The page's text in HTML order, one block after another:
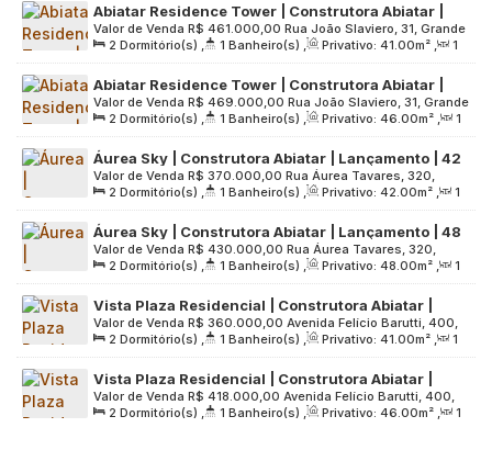
Abiatar Residence Tower | Construtora Abiatar |
Lançamento | 41 Metros | 02 Dormitórios | com
Varanda | 01 Vaga
R$ 461.000,00
Valor de Venda
Rua João Slaviero, 31, Grande
São Paulo, 06763-470, Jardim da Glória, Taboão da Serra,
São Paulo, Brasil
2 Dormitório(s) , 1 Banheiro(s) , Privativo: 41.00m² ,
1
Sala(s) , 1 Vaga(s) , Útil: 41.00m² , Terreno: 2883.00m²
Abiatar Residence Tower | Construtora Abiatar |
Lançamento | 46 Metros | 02 Dormitórios | com
Varanda | 01 Vaga
R$ 469.000,00
Valor de Venda
Rua João Slaviero, 31, Grande
São Paulo, 06763-470, Jardim da Glória, Taboão da Serra,
São Paulo, Brasil
2 Dormitório(s) , 1 Banheiro(s) , Privativo: 46.00m² ,
1
Sala(s) , 1 Vaga(s) , Útil: 46.00m² , Terreno: 2883.00m²
Áurea Sky | Construtora Abiatar | Lançamento | 42
Metros | 02 Dormitórios | com Varanda | sem Vaga
R$ 370.000,00
Valor de Venda
Rua Áurea Tavares, 320,
Grande São Paulo, 06765-440, Parque Industrial das
Oliveiras, Taboão da Serra, São Paulo, Brasil
2 Dormitório(s) , 1 Banheiro(s) , Privativo: 42.00m² ,
1
Sala(s) , Útil: 42.00m² , Terreno: 3550.00m²
Áurea Sky | Construtora Abiatar | Lançamento | 48
Metros | 02 Dormitórios | Varanda Grill | 01 Vaga
R$ 430.000,00
Valor de Venda
Rua Áurea Tavares, 320,
Grande São Paulo, 06765-440, Parque Industrial das
Oliveiras, Taboão da Serra, São Paulo, Brasil
2 Dormitório(s) , 1 Banheiro(s) , Privativo: 48.00m² ,
1
Sala(s) , 1 Vaga(s) , Útil: 48.00m² , Terreno: 3550.00m²
Vista Plaza Residencial | Construtora Abiatar |
Lançamento | 41 Metros | 02 Dormitórios | Varanda
Grill | 01 Vaga
R$ 360.000,00
Valor de Venda
Avenida Felício Barutti, 400,
Grande São Paulo, 06757-090, Cidade Intercap, Taboão da
Serra, São Paulo, Brasil
2 Dormitório(s) , 1 Banheiro(s) , Privativo: 41.00m² ,
1
Sala(s) , 1 Vaga(s) , Útil: 41.00m² , Terreno: 4714.00m²
Vista Plaza Residencial | Construtora Abiatar |
Lançamento | 46 Metros | 02 Dormitórios | Varanda
Grill | 01 Vaga
R$ 418.000,00
Valor de Venda
Avenida Felício Barutti, 400,
Grande São Paulo, 06757-090, Cidade Intercap, Taboão da
2 Dormitório(s) , 1 Banheiro(s) , Privativo: 46.00m² ,
1